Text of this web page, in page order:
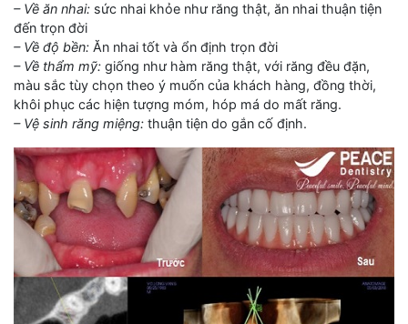
– Về ăn nhai: sức nhai khỏe như răng thật, ăn nhai thuận tiện
đến trọn đời
– Về độ bền: Ăn nhai tốt và ổn định trọn đời
– Về thẩm mỹ: giống như hàm răng thật, với răng đều đặn,
màu sắc tùy chọn theo ý muốn của khách hàng, đồng thời,
khôi phục các hiện tượng móm, hóp má do mất răng.
– Vệ sinh răng miệng: thuận tiện do gắn cố định.